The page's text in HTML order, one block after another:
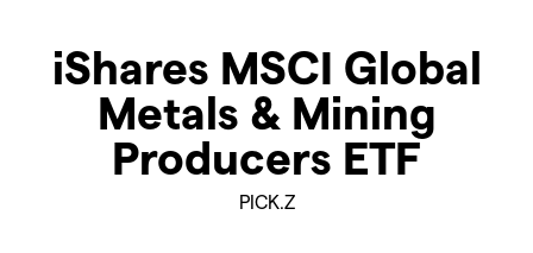
iShares MSCI Global
Metals & Mining
Producers ETF
PICK.Z